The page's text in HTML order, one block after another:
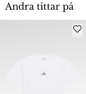
Andra tittar på